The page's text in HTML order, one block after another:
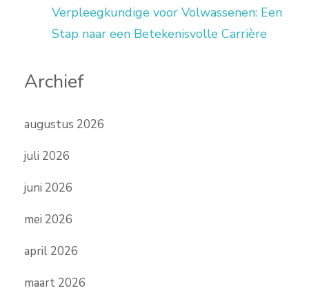
Verpleegkundige voor Volwassenen: Een
Stap naar een Betekenisvolle Carrière
Archief
augustus 2026
juli 2026
juni 2026
mei 2026
april 2026
maart 2026